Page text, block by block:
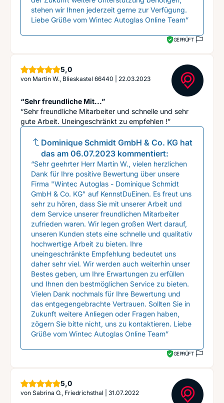
stehen wir Ihnen jederzeit gerne zur Verfügung.
Liebe Grüße vom Wintec Autoglas Online Team”
GEPRÜFT
5,0Sterne
von Martin W., Blieskastel 66440 22.03.2023
“Sehr freundliche Mit...”
“Sehr freundliche Mitarbeiter und schnelle und sehr
gute Arbeit. Uneingeschränkt zu empfehlen !”
Dominique Schmidt GmbH & Co. KG hat
das am 06.07.2023 kommentiert:
“Sehr geehrter Herr Martin W., vielen herzlichen
Dank für Ihre positive Bewertung über unsere
Firma "Wintec Autoglas - Dominique Schmidt
GmbH & Co. KG" auf KennstDuEinen. Es freut uns
sehr zu hören, dass Sie mit unserer Arbeit und
dem Service unserer freundlichen Mitarbeiter
zufrieden waren. Wir legen großen Wert darauf,
unseren Kunden stets eine schnelle und qualitativ
hochwertige Arbeit zu bieten. Ihre
uneingeschränkte Empfehlung bedeutet uns
daher sehr viel. Wir werden auch weiterhin unser
Bestes geben, um Ihre Erwartungen zu erfüllen
und Ihnen den bestmöglichen Service zu bieten.
Vielen Dank nochmals für Ihre Bewertung und
das entgegengebrachte Vertrauen. Sollten Sie in
Zukunft weitere Anliegen oder Fragen haben,
zögern Sie bitte nicht, uns zu kontaktieren. Liebe
Grüße vom Wintec Autoglas Online Team”
GEPRÜFT
5,0Sterne
von Sabrina O., Friedrichsthal 31.07.2022